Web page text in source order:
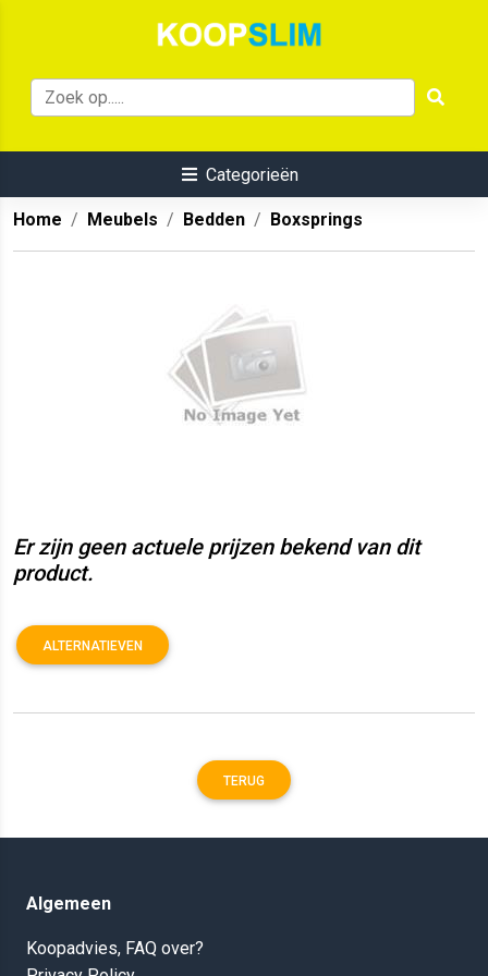
Categorieën
Home Meubels Bedden Boxsprings
Er zijn geen actuele prijzen bekend van dit
product.
ALTERNATIEVEN
TERUG
Algemeen
Koopadvies, FAQ over?